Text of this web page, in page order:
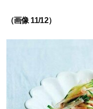
（画像 11/12）